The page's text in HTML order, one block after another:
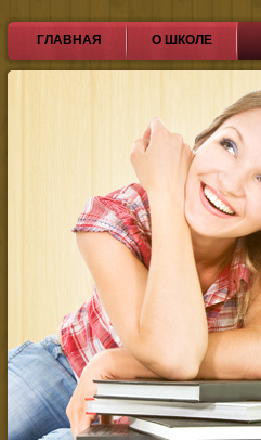
ГЛАВНАЯ О ШКОЛЕ